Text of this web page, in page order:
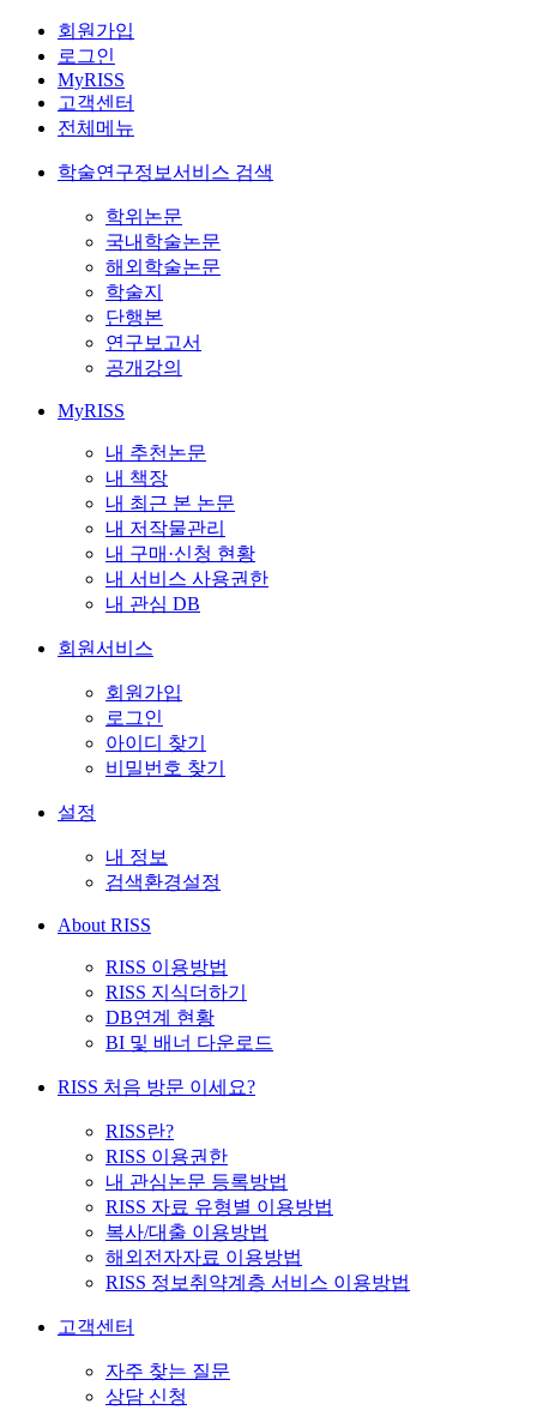
회원가입
로그인
MyRISS
고객센터
전체메뉴
학술연구정보서비스 검색
학위논문
국내학술논문
해외학술논문
학술지
단행본
연구보고서
공개강의
MyRISS
내 추천논문
내 책장
내 최근 본 논문
내 저작물관리
내 구매·신청 현황
내 서비스 사용권한
내 관심 DB
회원서비스
회원가입
로그인
아이디 찾기
비밀번호 찾기
설정
내 정보
검색환경설정
About RISS
RISS 이용방법
RISS 지식더하기
DB연계 현황
BI 및 배너 다운로드
RISS 처음 방문 이세요?
RISS란?
RISS 이용권한
내 관심논문 등록방법
RISS 자료 유형별 이용방법
복사/대출 이용방법
해외전자자료 이용방법
RISS 정보취약계층 서비스 이용방법
고객센터
자주 찾는 질문
상담 신청